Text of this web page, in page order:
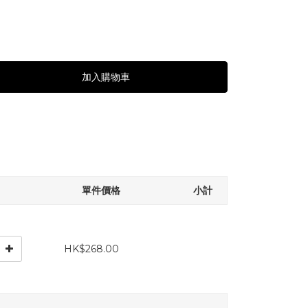
加入購物車
單件價格 小計
HK$268.00